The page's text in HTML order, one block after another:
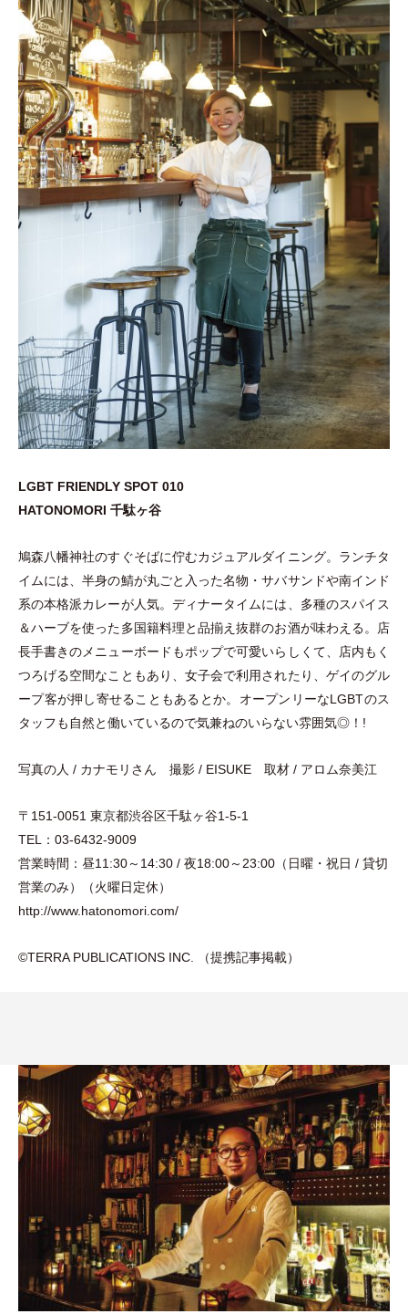
LGBT FRIENDLY SPOT 010
HATONOMORI 千駄ヶ谷
鳩森八幡神社のすぐそばに佇むカジュアルダイニング。ランチタ
イムには、半身の鯖が丸ごと入った名物 ・サバサンドや南インド
系の本格派カレーが人気。ディナータイムには、多種のスパイス
＆ハーブを使った多国籍料理と品揃え抜群のお酒が味わえる。店
長手書きのメニューボードもポップで可愛いらしくて、店内もく
つろげる空間なこともあり、女子会で利用されたり、ゲイのグル
ープ客が押し寄せることもあるとか。オープンリーなLGBTのス
タッフも自然と働いているので気兼ねのいらない雰囲気◎！!
写真の人 / カナモリさん 撮影 / EISUKE 取材 / アロム奈美江
〒151-0051 東京都渋谷区千駄ヶ谷1-5-1
TEL：03-6432-9009
営業時間：昼11:30～14:30 / 夜18:00～23:00 （ 日曜 ・ 祝日 / 貸切
営業のみ） （火曜日定休）
http://www.hatonomori.com/
©️TERRA PUBLICATIONS INC. （提携記事掲載）